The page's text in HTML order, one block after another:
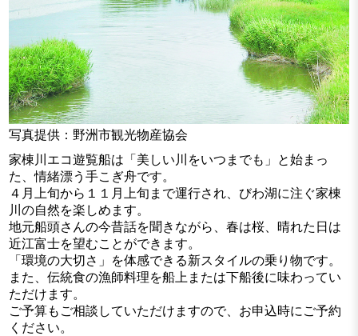
写真提供：野洲市観光物産協会
家棟川エコ遊覧船は「美しい川をいつまでも」と始まっ
た、情緒漂う手こぎ舟です。
４月上旬から１１月上旬まで運行され、びわ湖に注ぐ家棟
川の自然を楽しめます。
地元船頭さんの今昔話を聞きながら、春は桜、晴れた日は
近江富士を望むことができます。
「環境の大切さ」を体感できる新スタイルの乗り物です。
また、伝統食の漁師料理を船上または下船後に味わってい
ただけます。
ご予算もご相談していただけますので、お申込時にご予約
ください。